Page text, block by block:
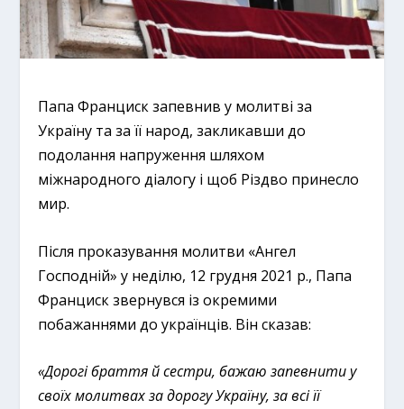
Папа Франциск запевнив у молитві за
Україну та за її народ, закликавши до
подолання напруження шляхом
міжнародного діалогу і щоб Різдво принесло
мир.
Після проказування молитви «Ангел
Господній» у неділю, 12 грудня 2021 р., Папа
Франциск звернувся із окремими
побажаннями до українців. Він сказав:
«Дорогі браття й сестри, бажаю запевнити у
своїх молитвах за дорогу Україну, за всі її